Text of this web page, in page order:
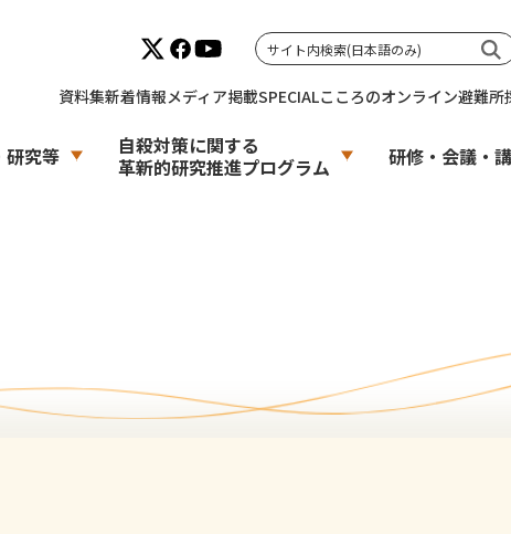
資料集新着情報メディア掲載SPECIALこころのオンライン避難所
研究等
自殺対策に関する
革新的研究推進プログラム
研修・会議・